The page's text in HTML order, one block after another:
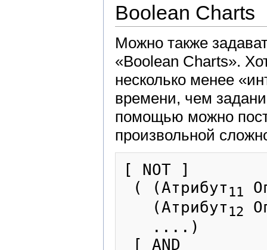
Boolean Charts
Можно также
«Boolean Charts».
несколько менее
времени, чем
помощью можно
произвольной
[ NOT ]
( (Атрибут11
   (Атрибут
12